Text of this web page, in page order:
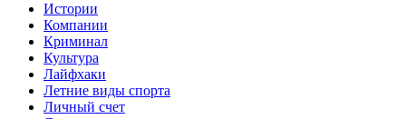
Истории
Компании
Криминал
Культура
Лайфхаки
Летние виды спорта
Личный счет